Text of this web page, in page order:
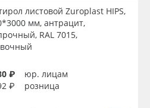
листовой Zuroplast HIPS,
мм, антрацит,
RAL 7015,
₽
юр. лицам
₽
розница